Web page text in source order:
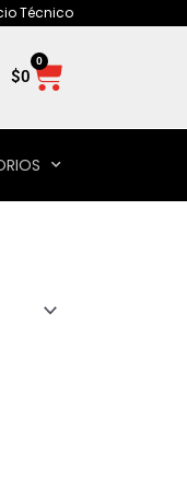
Técnico
$0
0
Carrito